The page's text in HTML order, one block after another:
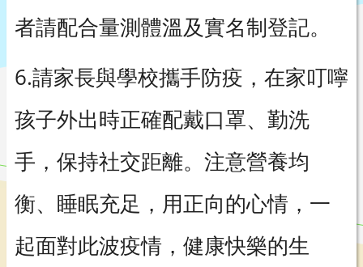
者請配合量測體溫及實名制登記。
6.請家長與學校攜手防疫，在家叮嚀
孩子外出時正確配戴口罩、勤洗
手，保持社交距離。注意營養均
衡、睡眠充足，用正向的心情，一
起面對此波疫情，健康快樂的生